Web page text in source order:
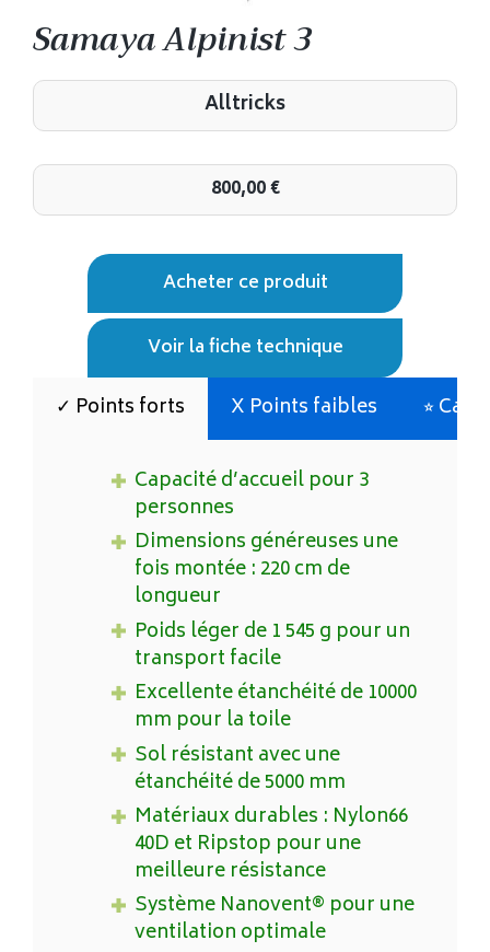
Samaya Alpinist 3
Alltricks
800,00€
Acheter ce produit
Voir la fiche technique
✓ Points forts X Points faibles ⭐︎
Capacité d’accueil pour 3
personnes
Dimensions généreuses une
fois montée : 220 cm de
longueur
Poids léger de 1 545 g pour un
transport facile
Excellente étanchéité de 10000
mm pour la toile
Sol résistant avec une
étanchéité de 5000 mm
Matériaux durables : Nylon66
40D et Ripstop pour une
meilleure résistance
Système Nanovent® pour une
ventilation optimale